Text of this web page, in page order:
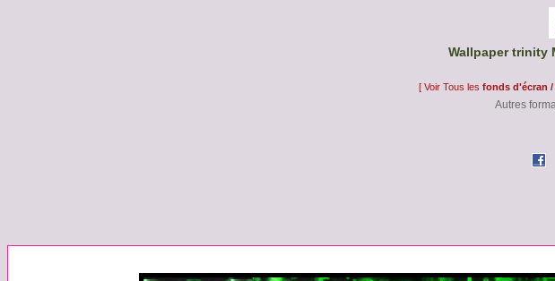
Wallpaper trinity
[ Voir Tous les fonds d'écran /
Autres